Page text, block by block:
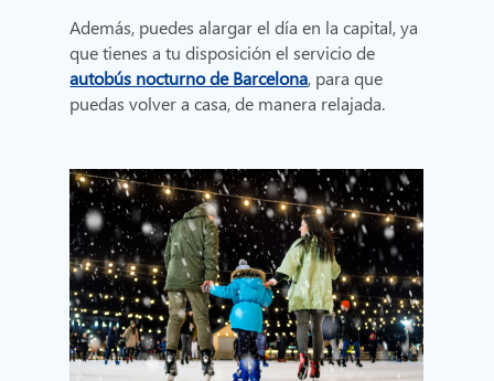
Además, puedes alargar el día en la capital, ya
que tienes a tu disposición el servicio de
autobús nocturno de Barcelona, para que
puedas volver a casa, de manera relajada.